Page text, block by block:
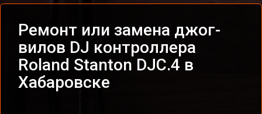
Ремонт или замена джог-
вилов DJ контроллера
Roland Stanton DJC.4 в
Хабаровске